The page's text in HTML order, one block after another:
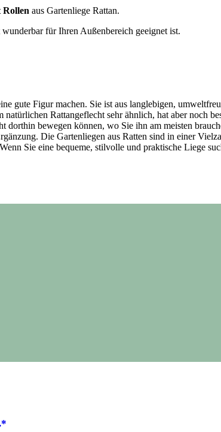
Rollen aus Gartenliege Rattan.
für Ihren Außenbereich geeignet ist.
gute Figur machen. Sie ist aus langlebigen,
Rattangeflecht sehr ähnlich, hat aber noch
bewegen können, wo Sie ihn am meisten
Die Gartenliegen aus Ratten sind in einer
Sie eine bequeme, stilvolle und praktische Liege